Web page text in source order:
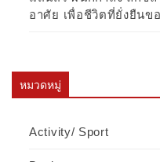
อาศัย เพื่อชีวิตที่ยั่งยืนข
หมวดหมู่
Activity/ Sport